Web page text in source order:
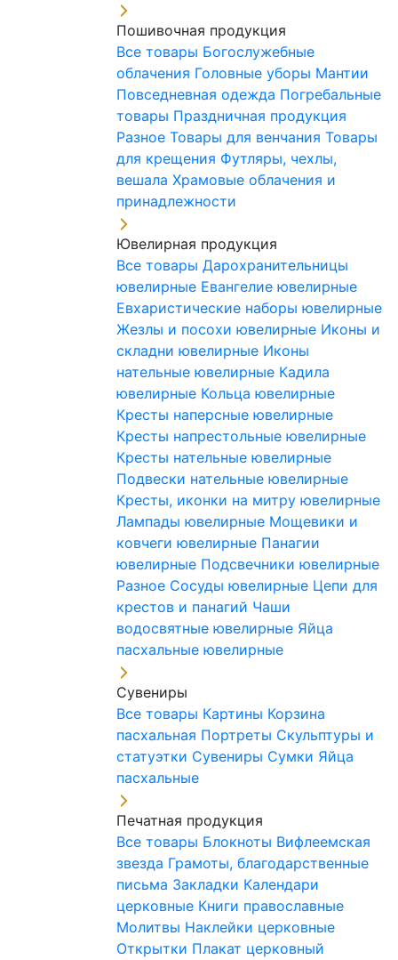
Пошивочная продукция
Все товары Богослужебные
облачения Головные уборы Мантии
Повседневная одежда Погребальные
товары Праздничная продукция
Разное Товары для венчания Товары
для крещения Футляры, чехлы,
вешала Храмовые облачения и
принадлежности
Ювелирная продукция
Все товары Дарохранительницы
ювелирные Евангелие ювелирные
Евхаристические наборы ювелирные
Жезлы и посохи ювелирные Иконы и
складни ювелирные Иконы
нательные ювелирные Кадила
ювелирные Кольца ювелирные
Кресты наперсные ювелирные
Кресты напрестольные ювелирные
Кресты нательные ювелирные
Подвески нательные ювелирные
Кресты, иконки на митру ювелирные
Лампады ювелирные Мощевики и
ковчеги ювелирные Панагии
ювелирные Подсвечники ювелирные
Разное Сосуды ювелирные Цепи для
крестов и панагий Чаши
водосвятные ювелирные Яйца
пасхальные ювелирные
Сувениры
Все товары Картины Корзина
пасхальная Портреты Скульптуры и
статуэтки Сувениры Сумки Яйца
пасхальные
Печатная продукция
Все товары Блокноты Вифлеемская
звезда Грамоты, благодарственные
письма Закладки Календари
церковные Книги православные
Молитвы Наклейки церковные
Открытки Плакат церковный